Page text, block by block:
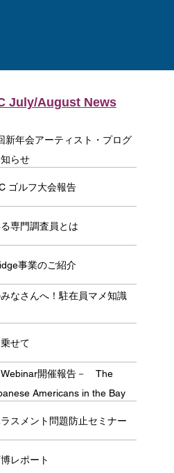
July/August News
新年会アーティスト・プログ
らせ
ゴルフ大会報告
専門調査員とは
事業のご紹介
なさんへ！駐在員マメ知識
せて
Webinar開催報告－ The
Americans in the Bay
スメント問題防止セミナー
レポート